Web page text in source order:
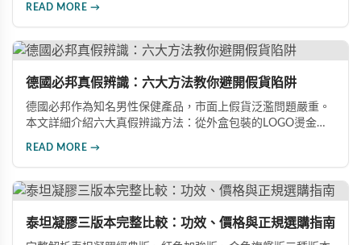
READ MORE →
德國必邦真假辨識：六大方法教你避開假貨陷阱
德國必邦作為知名男性保健產品，市面上假貨泛濫問題嚴重。
本文詳細介紹六大真假辨識方法：從外盒包裝的LOGO燙金工
產品。
READ MORE →
泰坦凝膠三版本完整比較：功效、價格與正規選購指南